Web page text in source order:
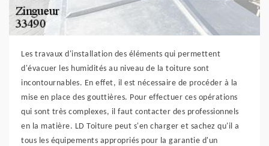
Les travaux d'installation des éléments qui permettent
d'évacuer les humidités au niveau de la toiture sont
incontournables. En effet, il est nécessaire de procéder à la
mise en place des gouttières. Pour effectuer ces opérations
qui sont très complexes, il faut contacter des professionnels
en la matière. LD Toiture peut s'en charger et sachez qu'il a
tous les équipements appropriés pour la garantie d'un